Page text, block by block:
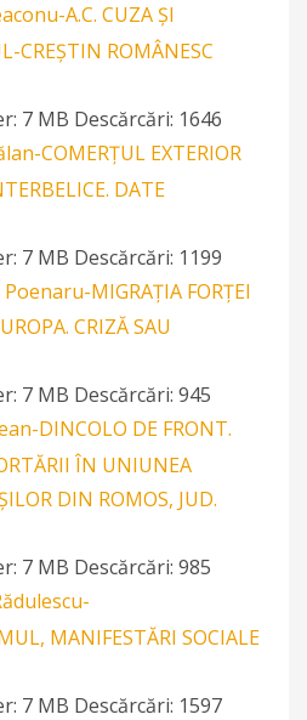
A.C. CUZA ŞI
CREŞTIN ROMÂNESC
7 MB Descărcări: 1646
COMERȚUL EXTERIOR
DATE
7 MB Descărcări: 1199
MIGRAȚIA FORȚEI
CRIZĂ SAU
7 MB Descărcări: 945
DINCOLO DE FRONT.
ÎN UNIUNEA
7 MB Descărcări: 985
MANIFESTĂRI SOCIALE
7 MB Descărcări: 1597